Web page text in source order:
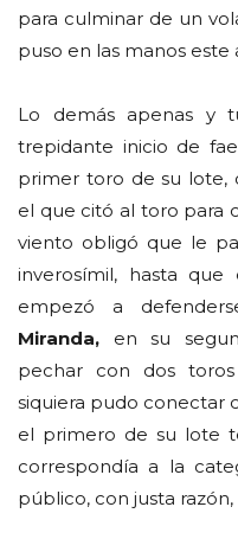
para culminar de un
puso en las manos
Lo demás apenas y
trepidante inicio de
primer toro de su lote,
el que citó al toro para
viento obligó que le
inverosímil, hasta que
empezó a
Miranda, en su
pechar con dos
siquiera pudo conectar
el primero de su lote
correspondía a la
público, con justa